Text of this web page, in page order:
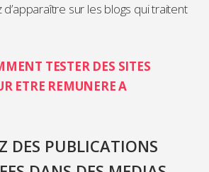
d’apparaître sur les blogs qui traitent
TESTER DES SITES
ETRE REMUNERE A
DES PUBLICATIONS